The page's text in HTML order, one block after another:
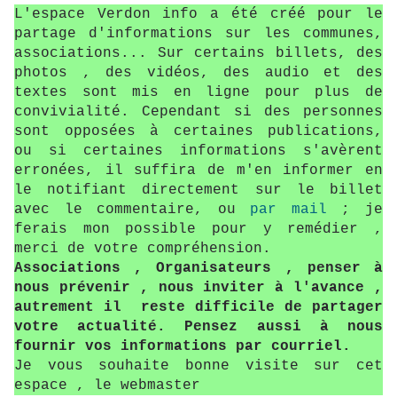
L'espace Verdon info a été créé pour le
partage d'informations sur les communes,
associations... Sur certains billets, des
photos , des vidéos, des audio et des
textes sont mis en ligne pour plus de
convivialité. Cependant si des personnes
sont opposées à certaines publications,
ou si certaines informations s'avèrent
erronées, il suffira de m'en informer en
le notifiant directement sur le billet
avec le commentaire, ou par mail ; je
ferais mon possible pour y remédier ,
merci de votre compréhension.
Associations , Organisateurs , penser à
nous prévenir , nous inviter à l'avance ,
autrement il reste difficile de partager
votre actualité. Pensez aussi à nous
fournir vos informations par courriel.
Je vous souhaite bonne visite sur cet
espace , le webmaster